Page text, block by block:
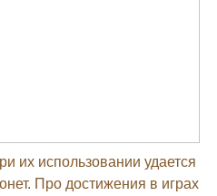
их использовании удается
Про достижения в играх